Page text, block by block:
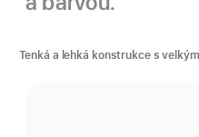
Tenká a lehká konstrukce s